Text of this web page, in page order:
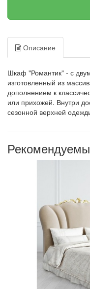
Описание
Шкаф "Романтик" - с
изготовленный из
дополнением к
или прихожей. Внутри
сезонной верхней